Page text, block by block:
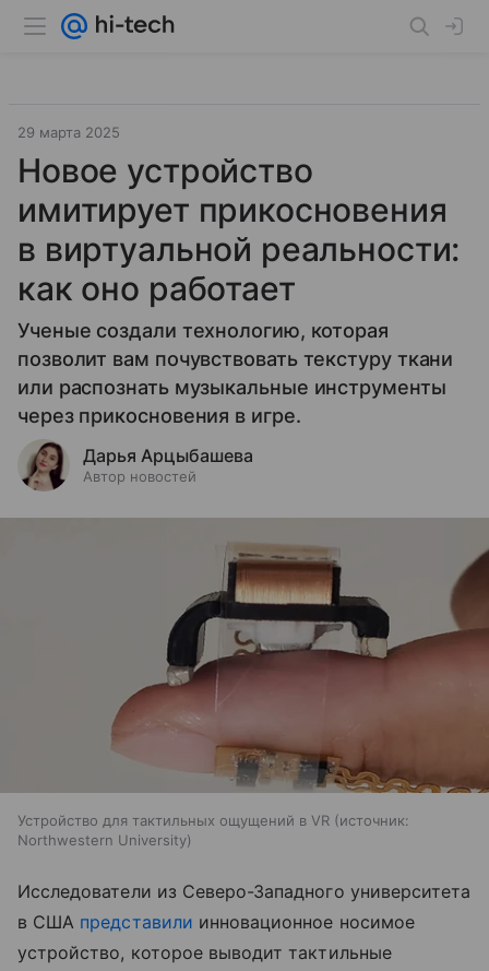
29 марта 2025
Новое устройство
имитирует прикосновения
в виртуальной реальности:
как оно работает
Ученые создали технологию, которая
позволит вам почувствовать текстуру ткани
или распознать музыкальные инструменты
через прикосновения в игре.
Дарья Арцыбашева
Автор новостей
Устройство для тактильных ощущений в VR
источник:
Northwestern University
Исследователи из Северо-Западного университета
в США представили инновационное носимое
устройство, которое выводит тактильные